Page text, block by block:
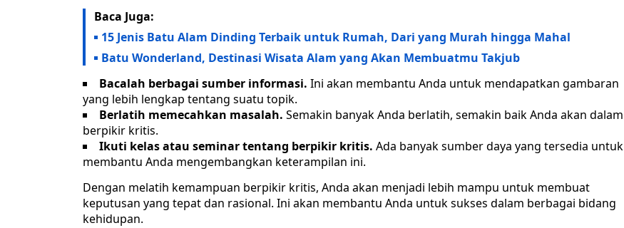
Baca Juga:
15 Jenis Batu Alam Dinding Terbaik untuk Rumah, Dari yang Murah hingga Mahal
Batu Wonderland, Destinasi Wisata Alam yang Akan Membuatmu Takjub
Bacalah berbagai sumber informasi. Ini akan membantu Anda untuk mendapatkan gambaran
yang lebih lengkap tentang suatu topik.
Berlatih memecahkan masalah. Semakin banyak Anda berlatih, semakin baik Anda akan dalam
berpikir kritis.
Ikuti kelas atau seminar tentang berpikir kritis. Ada banyak sumber daya yang tersedia untuk
membantu Anda mengembangkan keterampilan ini.
Dengan melatih kemampuan berpikir kritis, Anda akan menjadi lebih mampu untuk membuat
keputusan yang tepat dan rasional. Ini akan membantu Anda untuk sukses dalam berbagai bidang
kehidupan.